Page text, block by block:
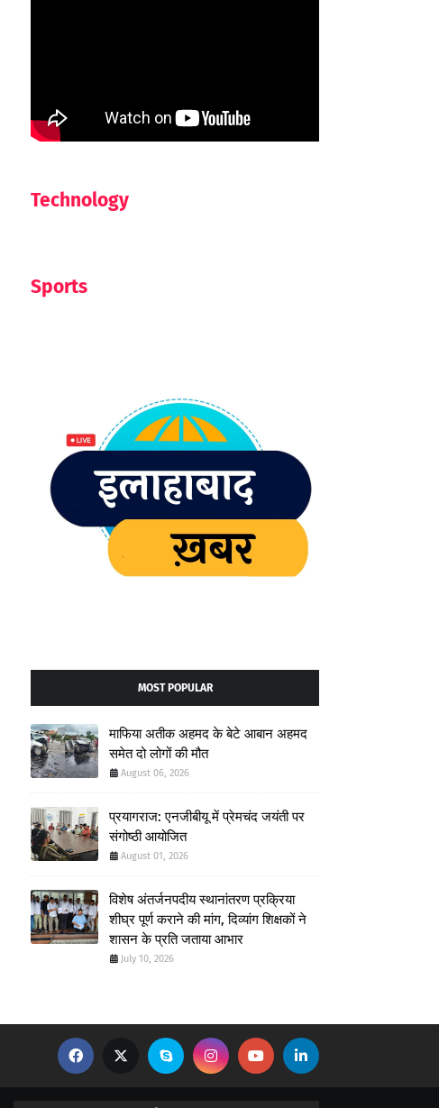
Technology
Sports
MOST POPULAR
माफिया अतीक अहमद के बेटे आबान अहमद
समेत दो लोगों की मौत
August 06, 2026
प्रयागराज: एनजीबीयू में प्रेमचंद जयंती पर
संगोष्ठी आयोजित
August 01, 2026
विशेष अंतर्जनपदीय स्थानांतरण प्रक्रिया
शीघ्र पूर्ण कराने की मांग, दिव्यांग शिक्षकों ने
शासन के प्रति जताया आभार
July 10, 2026